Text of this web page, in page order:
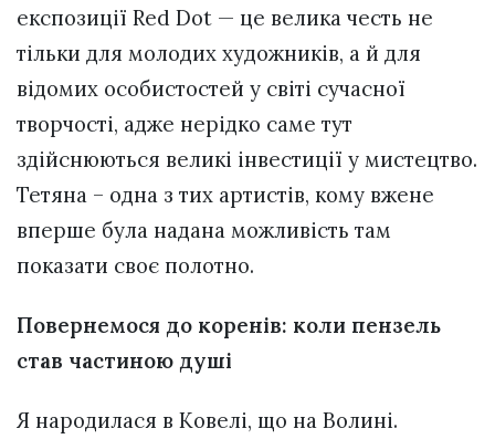
експозиції Red Dot — це велика честь не
тільки для молодих художників, а й для
відомих особистостей у світі сучасної
творчості, адже нерідко саме тут
здійснюються великі інвестиції у мистецтво.
Тетяна – одна з тих артистів, кому вжене
вперше була надана можливість там
показати своє полотно.
Повернемося до коренів: коли пензель
став частиною душі
Я народилася в Ковелі, що на Волині.